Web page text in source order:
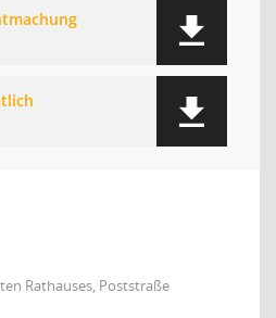
Rathauses, Poststraße